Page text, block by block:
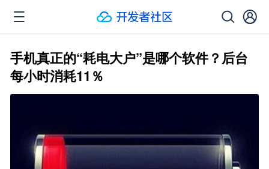
手机真正的“耗电大户”是哪个软件？后台
每小时消耗11％